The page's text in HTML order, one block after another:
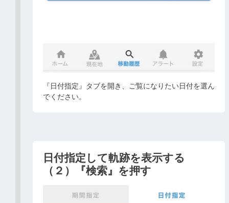
『日付指定』タブを開き、ご覧になりたい日付を選ん
でください。
日付指定して軌跡を表示する
（２）『検索』を押す